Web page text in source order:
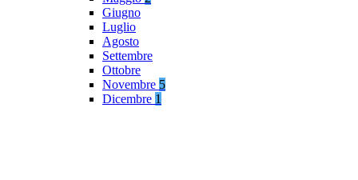
Giugno
Luglio
Agosto
Settembre
Ottobre
Novembre 5
Dicembre 1